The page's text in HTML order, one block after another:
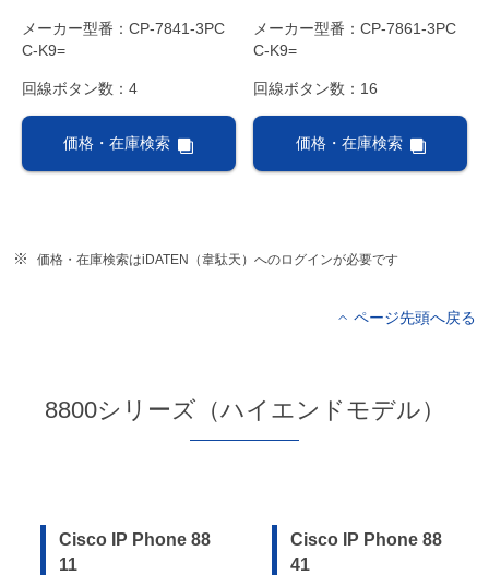
メーカー型番：CP-7841-3PC
C-K9=
回線ボタン数：4
価格・在庫検索
メーカー型番：CP-7861-3PC
C-K9=
回線ボタン数：16
価格・在庫検索
価格・在庫検索はiDATEN（韋駄天）へのログインが必要です
ページ先頭へ戻る
8800シリーズ（ハイエンドモデル）
Cisco IP Phone 88
11
Cisco IP Phone 88
41